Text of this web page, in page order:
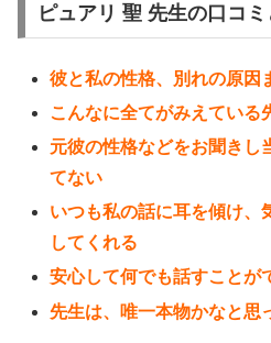
ピュアリ 聖 先生の口コ
彼と私の性格、別れの原因
こんなに全てがみえている
元彼の性格などをお聞きし
てない
いつも私の話に耳を傾け、
してくれる
安心して何でも話すことが
先生は、唯一本物かなと思